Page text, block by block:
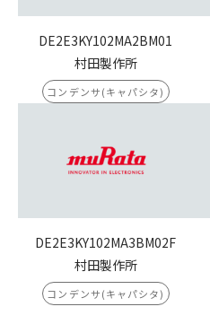
DE2E3KY102MA2BM01
村田製作所
コンデンサ(キャパシタ)
DE2E3KY102MA3BM02F
村田製作所
コンデンサ(キャパシタ)